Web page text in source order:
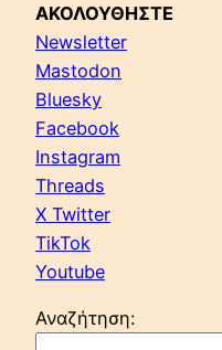
ΑΚΟΛΟΥΘΗΣΤΕ
Newsletter
Mastodon
Bluesky
Facebook
Instagram
Threads
X Twitter
TikTok
Youtube
Αναζήτηση: